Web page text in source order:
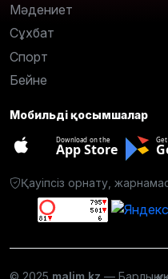
Мәдениет
Сұхбат
Спорт
Бейне
Мобильді қосымшалар
Download on the
App Store
Қауіпсіз орнату,
© 2025 malim.kz — Барлық